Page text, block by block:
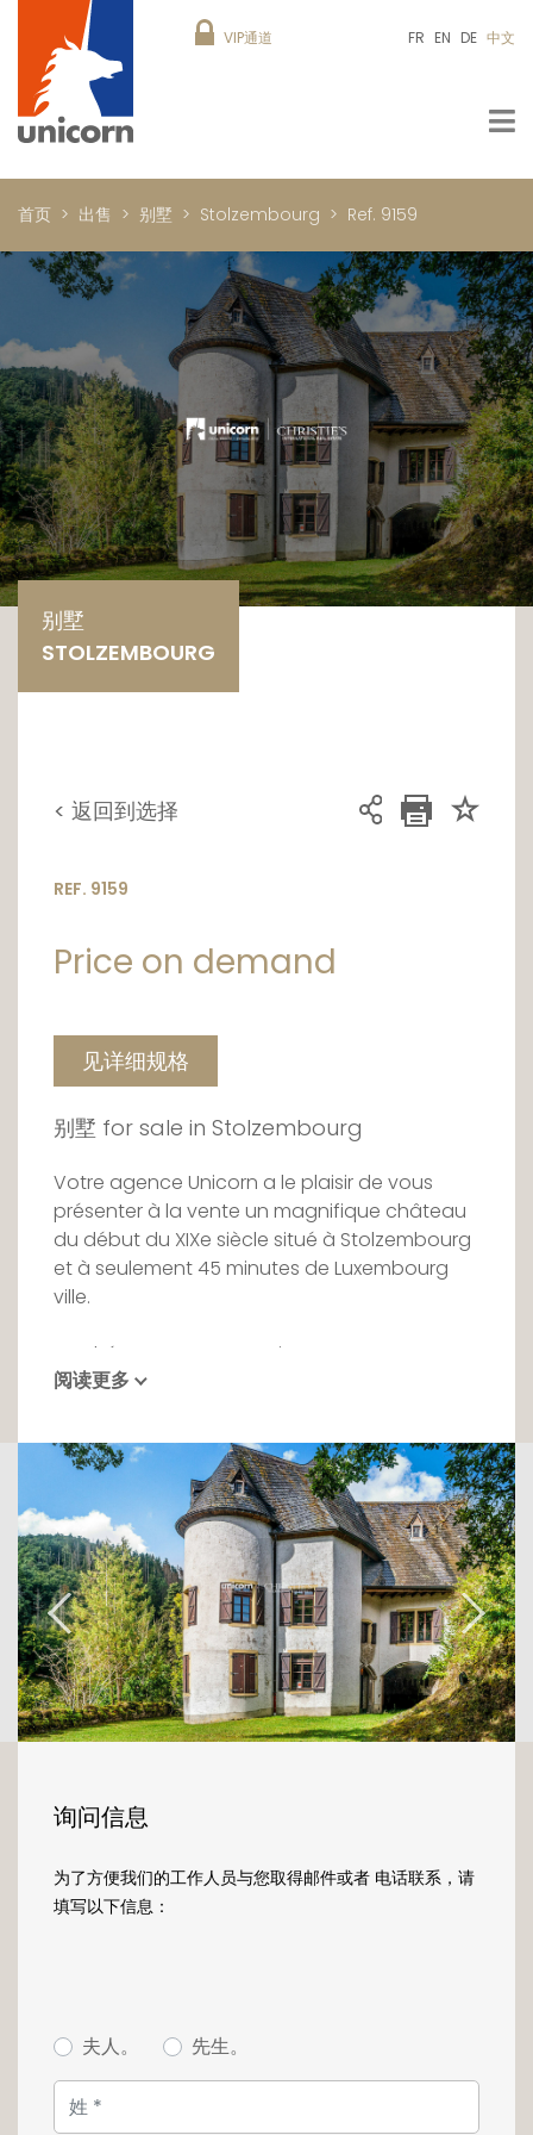
VIP通道 FR EN DE 中文
首页 出售 别墅 Stolzembourg Ref. 9159
别墅
STOLZEMBOURG
< 返回到选择
REF. 9159
Price on demand
见详细规格
别墅 for sale in Stolzembourg
Votre agence Unicorn a le plaisir de vous
présenter à la vente un magnifique château
du début du XIXe siècle situé à Stolzembourg
et à seulement 45 minutes de Luxembourg
ville.
Perché sur un promontoire avec une vue
époustouflante sur la vallée et la rivière de
d'une surface habitable d'environ 1082 m2
ainsi que les vestiges de l'ancienne forteresse
et sa tour historique datant du 12e siècle sur
un terrain d'1 hectare et 33 ares.
Le château s'élève sur trois niveaux avec
deux caves au sous-sol, dont l'une
accessible depuis l'extérieur. Le rez-de-
chaussée comprend un hall d'entrée, trois
pièces et une tour au charme historique. Le
1er étage et le 2éme étage accessibles par
centralisé dont la chaudière se trouve au
sous sol. Il est équipé aussi d'un système
caractère unique, rénové à différentes
comprenant une tour et une annexe
couverte.
阅读更多
询问信息
为了方便我们的工作人员与您取得邮件或者 电话联系，请
填写以下信息：
夫人。 先生。